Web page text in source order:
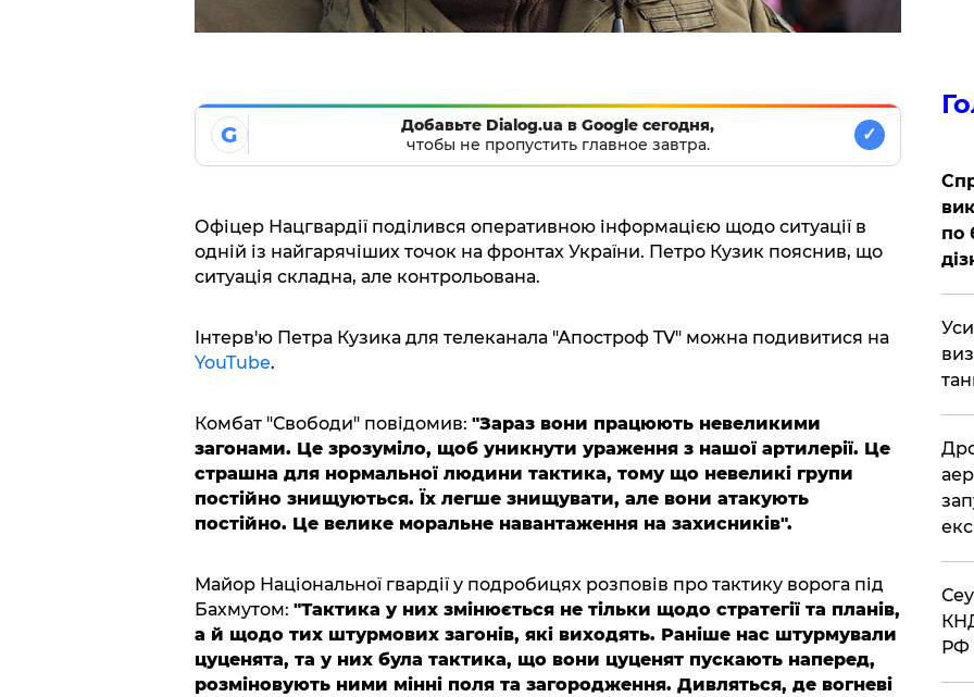
G
Добавьте Dialog.ua в Google сегодня,
чтобы не пропустить главное завтра.
✓
Офіцер Нацгвардії поділився оперативною інформацією щодо ситуації в
одній із найгарячіших точок на фронтах України. Петро Кузик пояснив, що
ситуація складна, але контрольована.
Інтерв'ю Петра Кузика для телеканала "Апостроф TV" можна подивитися на
YouTube.
Комбат "Свободи" повідомив: "Зараз вони працюють невеликими
загонами. Це зрозуміло, щоб уникнути ураження з нашої артилерії. Це
страшна для нормальної людини тактика, тому що невеликі групи
постійно знищуються. Їх легше знищувати, але вони атакують
постійно. Це велике моральне навантаження на захисників".
Майор Національної гвардії у подробицях розповів про тактику ворога під
Бахмутом: "Тактика у них змінюється не тільки щодо стратегії та планів,
а й щодо тих штурмових загонів, які виходять. Раніше нас штурмували
цуценята, та у них була тактика, що вони цуценят пускають наперед,
розміновують ними мінні поля та загородження. Дивляться, де вогневі
по
РФ